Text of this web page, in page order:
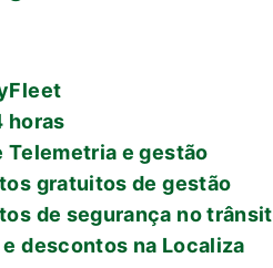
horas
Telemetria e gestão
gratuitos de gestão
de segurança no
descontos na Localiza